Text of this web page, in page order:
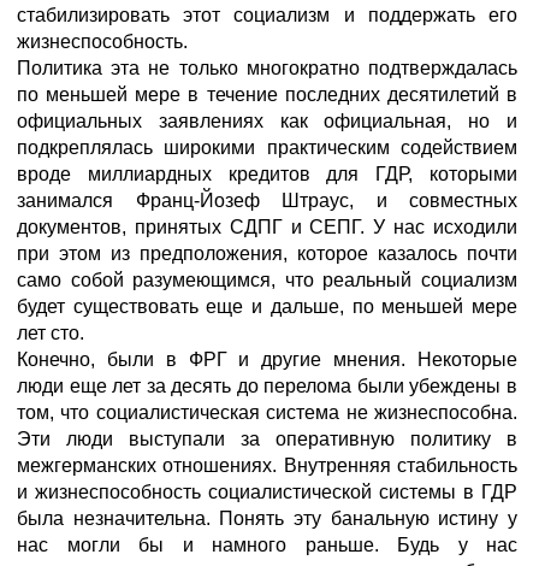
стабилизировать этот социализм и поддержать его
жизнеспособность.
Политика эта не только многократно подтверждалась
по меньшей мере в течение последних десятилетий в
официальных заявлениях как официальная, но и
подкреплялась широкими практическим содействием
вроде миллиардных кредитов для ГДР, которыми
занимался Франц-Йозеф Штраус, и совместных
документов, принятых СДПГ и СЕПГ. У нас исходили
при этом из предположения, которое казалось почти
само собой разумеющимся, что реальный социализм
будет существовать еще и дальше, по меньшей мере
лет сто.
Конечно, были в ФРГ и другие мнения. Некоторые
люди еще лет за десять до перелома были убеждены в
том, что социалистическая система не жизнеспособна.
Эти люди выступали за оперативную политику в
межгерманских отношениях. Внутренняя стабильность
и жизнеспособность социалистической системы в ГДР
была незначительна. Понять эту банальную истину у
нас могли бы и намного раньше. Будь у нас